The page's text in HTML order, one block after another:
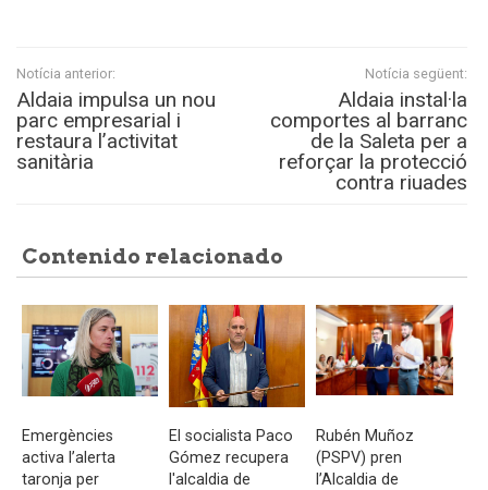
Notícia anterior:
Aldaia impulsa un nou
parc empresarial i
restaura l’activitat
sanitària
Notícia següent:
Aldaia instal·la
comportes al barranc
de la Saleta per a
reforçar la protecció
contra riuades
Contenido relacionado
Emergències
activa l’alerta
taronja per
El socialista Paco
Gómez recupera
l'alcaldia de
Rubén Muñoz
(PSPV) pren
l’Alcaldia de